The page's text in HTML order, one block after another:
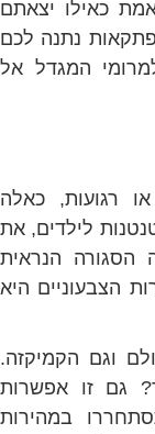
כאילו יצאתם
נתנה לכם
המגדל אל
רגועות, כאלה
לילדים, את
הנראית
הצבעוניים היא
וגם הקמיקזה.
גם זו אפשרות
במהירות